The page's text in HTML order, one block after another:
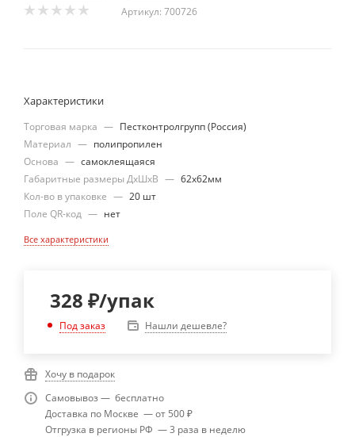
Артикул: 700726
Характеристики
Торговая марка — Пестконтролгрупп (Россия)
Материал — полипропилен
Основа — самоклеящаяся
Габаритные размеры ДхШхВ — 62х62мм
Кол-во в упаковке — 20 шт
Поле QR-код — нет
Все характеристики
328 ₽/упак
Под заказ Нашли дешевле?
Хочу в подарок
Самовывоз — бесплатно
Доставка по Москве — от 500 ₽
Отгрузка в регионы РФ — 3 раза в неделю